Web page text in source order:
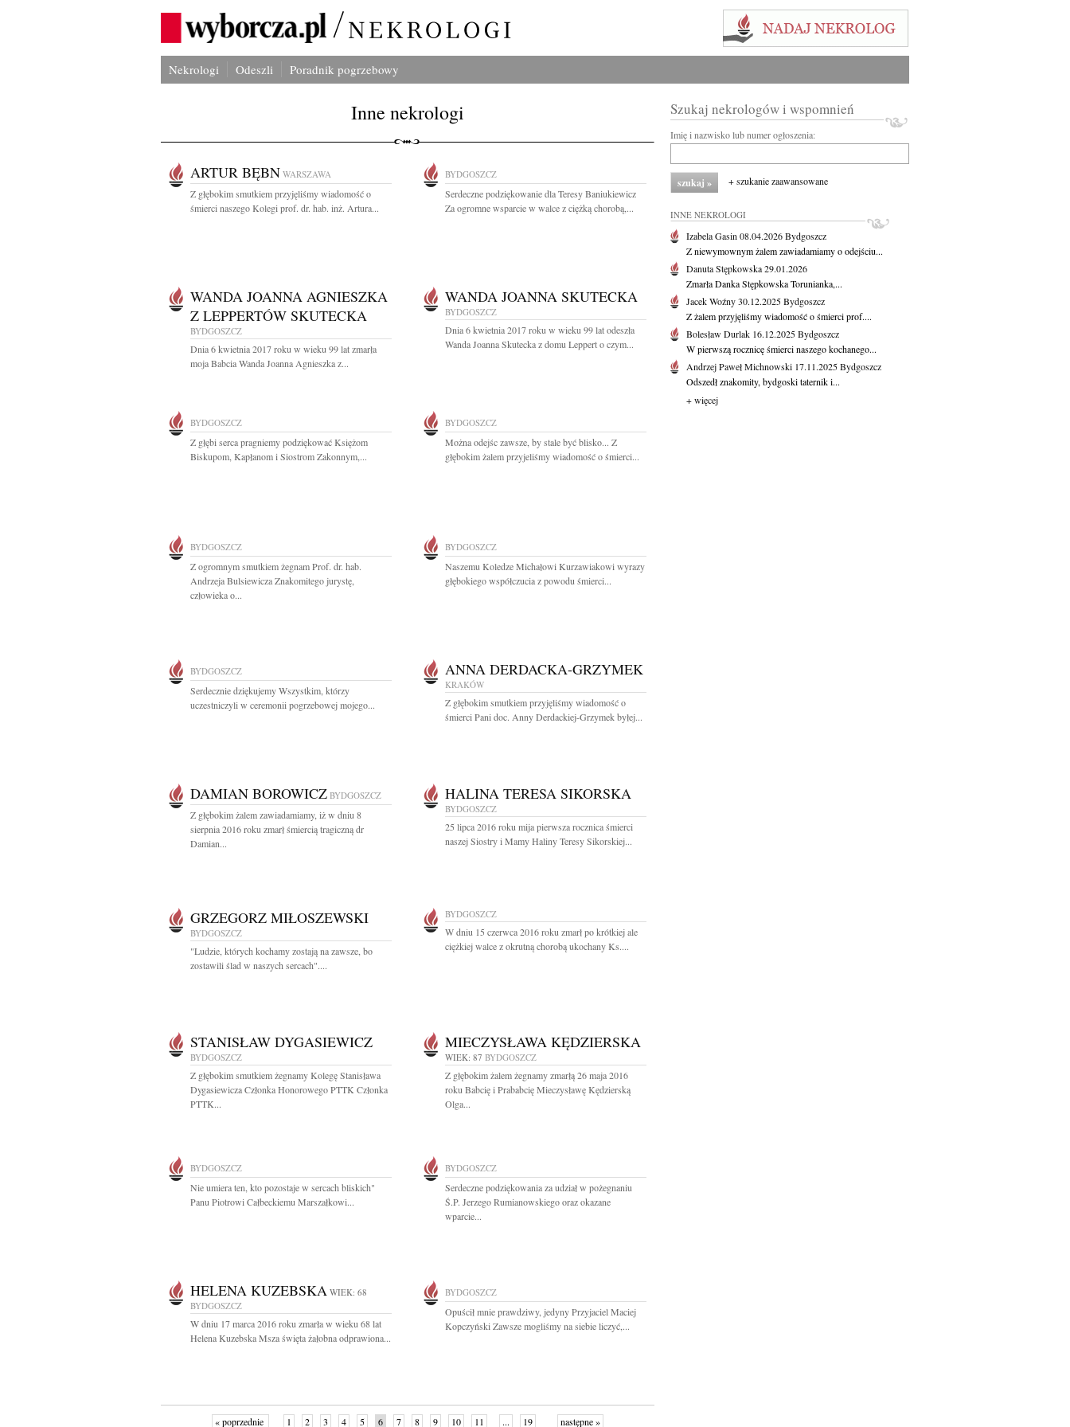
Nekrologi Odeszli Poradnik pogrzebowy
Inne nekrologi
ARTUR BĘBN WARSZAWA
Z głębokim smutkiem przyjęliśmy wiadomość o
śmierci naszego Kolegi prof. dr. hab. inż. Artura...
BYDGOSZCZ
Serdeczne podziękowanie dla Teresy Baniukiewicz
Za ogromne wsparcie w walce z ciężką chorobą,...
WANDA JOANNA AGNIESZKA
Z LEPPERTÓW SKUTECKA
BYDGOSZCZ
Dnia 6 kwietnia 2017 roku w wieku 99 lat zmarła
moja Babcia Wanda Joanna Agnieszka z...
WANDA JOANNA SKUTECKA
BYDGOSZCZ
Dnia 6 kwietnia 2017 roku w wieku 99 lat odeszła
Wanda Joanna Skutecka z domu Leppert o czym...
BYDGOSZCZ
Z głębi serca pragniemy podziękować Księżom
Biskupom, Kapłanom i Siostrom Zakonnym,...
BYDGOSZCZ
Można odejśc zawsze, by stale być blisko... Z
głębokim żalem przyjeliśmy wiadomość o śmierci...
BYDGOSZCZ
Z ogromnym smutkiem żegnam Prof. dr. hab.
Andrzeja Bulsiewicza Znakomitego jurystę,
człowieka o...
BYDGOSZCZ
Naszemu Koledze Michałowi Kurzawiakowi wyrazy
głębokiego współczucia z powodu śmierci...
BYDGOSZCZ
Serdecznie dziękujemy Wszystkim, którzy
uczestniczyli w ceremonii pogrzebowej mojego...
ANNA DERDACKA-GRZYMEK
KRAKÓW
Z głębokim smutkiem przyjęliśmy wiadomość o
śmierci Pani doc. Anny Derdackiej-Grzymek byłej...
DAMIAN BOROWICZ BYDGOSZCZ
Z głębokim żalem zawiadamiamy, iż w dniu 8
sierpnia 2016 roku zmarł śmiercią tragiczną dr
Damian...
HALINA TERESA SIKORSKA
BYDGOSZCZ
25 lipca 2016 roku mija pierwsza rocznica śmierci
naszej Siostry i Mamy Haliny Teresy Sikorskiej...
GRZEGORZ MIŁOSZEWSKI
BYDGOSZCZ
"Ludzie, których kochamy zostają na zawsze, bo
zostawili ślad w naszych sercach"....
BYDGOSZCZ
W dniu 15 czerwca 2016 roku zmarł po krótkiej ale
ciężkiej walce z okrutną chorobą ukochany Ks....
STANISŁAW DYGASIEWICZ
BYDGOSZCZ
Z głębokim smutkiem żegnamy Kolegę Stanisława
Dygasiewicza Członka Honorowego PTTK Członka
PTTK...
MIECZYSŁAWA KĘDZIERSKA
WIEK: 87 BYDGOSZCZ
Z głębokim żalem żegnamy zmarłą 26 maja 2016
roku Babcię i Prababcię Mieczysławę Kędzierską
Olga...
BYDGOSZCZ
Nie umiera ten, kto pozostaje w sercach bliskich"
Panu Piotrowi Całbeckiemu Marszałkowi...
BYDGOSZCZ
Serdeczne podziękowania za udział w pożegnaniu
Ś.P. Jerzego Rumianowskiego oraz okazane
wparcie...
HELENA KUZEBSKA WIEK: 68
BYDGOSZCZ
W dniu 17 marca 2016 roku zmarła w wieku 68 lat
Helena Kuzebska Msza święta żałobna odprawiona...
BYDGOSZCZ
Opuścił mnie prawdziwy, jedyny Przyjaciel Maciej
Kopczyński Zawsze mogliśmy na siebie liczyć,...
« poprzednie 1 2 3 4 5 6 7 8 9 10 11 ... 19 następne »
Szukaj nekrologów i wspomnień
Imię i nazwisko lub numer ogłoszenia:
+ szukanie zaawansowane
INNE NEKROLOGI
Izabela Gasin 08.04.2026Bydgoszcz
Z niewymownym żalem zawiadamiamy o odejściu...
Danuta Stępkowska29.01.2026
Zmarła Danka Stępkowska Torunianka,...
Jacek Woźny30.12.2025Bydgoszcz
Z żalem przyjęliśmy wiadomość o śmierci prof....
Bolesław Durlak 16.12.2025Bydgoszcz
W pierwszą rocznicę śmierci naszego kochanego...
Andrzej Paweł Michnowski 17.11.2025Bydgoszcz
Odszedł znakomity, bydgoski taternik i...
+ więcej